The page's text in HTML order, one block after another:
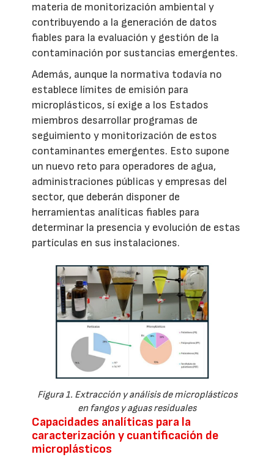
materia de monitorización ambiental y
contribuyendo a la generación de datos
fiables para la evaluación y gestión de la
contaminación por sustancias emergentes.
Además, aunque la normativa todavía no
establece límites de emisión para
microplásticos, sí exige a los Estados
miembros desarrollar programas de
seguimiento y monitorización de estos
contaminantes emergentes. Esto supone
un nuevo reto para operadores de agua,
administraciones públicas y empresas del
sector, que deberán disponer de
herramientas analíticas fiables para
determinar la presencia y evolución de estas
partículas en sus instalaciones.
Figura 1. Extracción y análisis de microplásticos
en fangos y aguas residuales
Capacidades analíticas para la
caracterización y cuantificación de
microplásticos